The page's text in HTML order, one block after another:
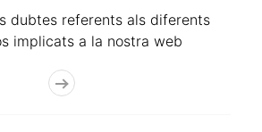
dubtes referents als diferents
implicats a la nostra web